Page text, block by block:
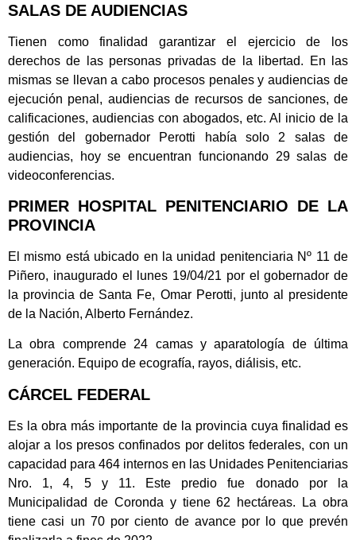
SALAS DE AUDIENCIAS
Tienen como finalidad garantizar el ejercicio de los
derechos de las personas privadas de la libertad. En las
mismas se llevan a cabo procesos penales y audiencias de
ejecución penal, audiencias de recursos de sanciones, de
calificaciones, audiencias con abogados, etc. Al inicio de la
gestión del gobernador Perotti había solo 2 salas de
audiencias, hoy se encuentran funcionando 29 salas de
videoconferencias.
PRIMER HOSPITAL PENITENCIARIO DE LA
PROVINCIA
El mismo está ubicado en la unidad penitenciaria Nº 11 de
Piñero, inaugurado el lunes 19/04/21 por el gobernador de
la provincia de Santa Fe, Omar Perotti, junto al presidente
de la Nación, Alberto Fernández.
La obra comprende 24 camas y aparatología de última
generación. Equipo de ecografía, rayos, diálisis, etc.
CÁRCEL FEDERAL
Es la obra más importante de la provincia cuya finalidad es
alojar a los presos confinados por delitos federales, con un
capacidad para 464 internos en las Unidades Penitenciarias
Nro. 1, 4, 5 y 11. Este predio fue donado por la
Municipalidad de Coronda y tiene 62 hectáreas. La obra
tiene casi un 70 por ciento de avance por lo que prevén